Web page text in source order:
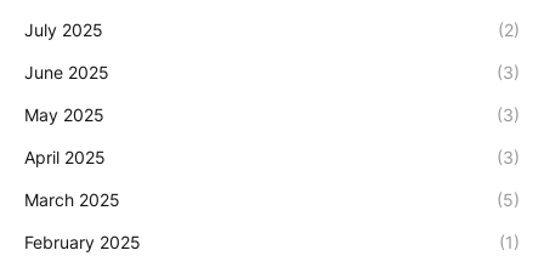
July 2025 (2)
June 2025 (3)
May 2025 (3)
April 2025 (3)
March 2025 (5)
February 2025 (1)